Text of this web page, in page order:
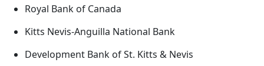
Royal Bank of Canada
Kitts Nevis-Anguilla National Bank
Development Bank of St. Kitts & Nevis